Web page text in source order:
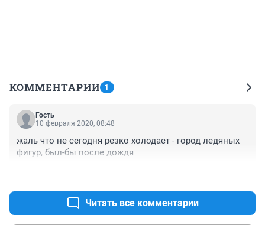
КОММЕНТАРИИ 1
Гость
10 февраля 2020, 08:48
жаль что не сегодня резко холодает - город ледяных
фигур, был-бы после дождя
Читать все комментарии